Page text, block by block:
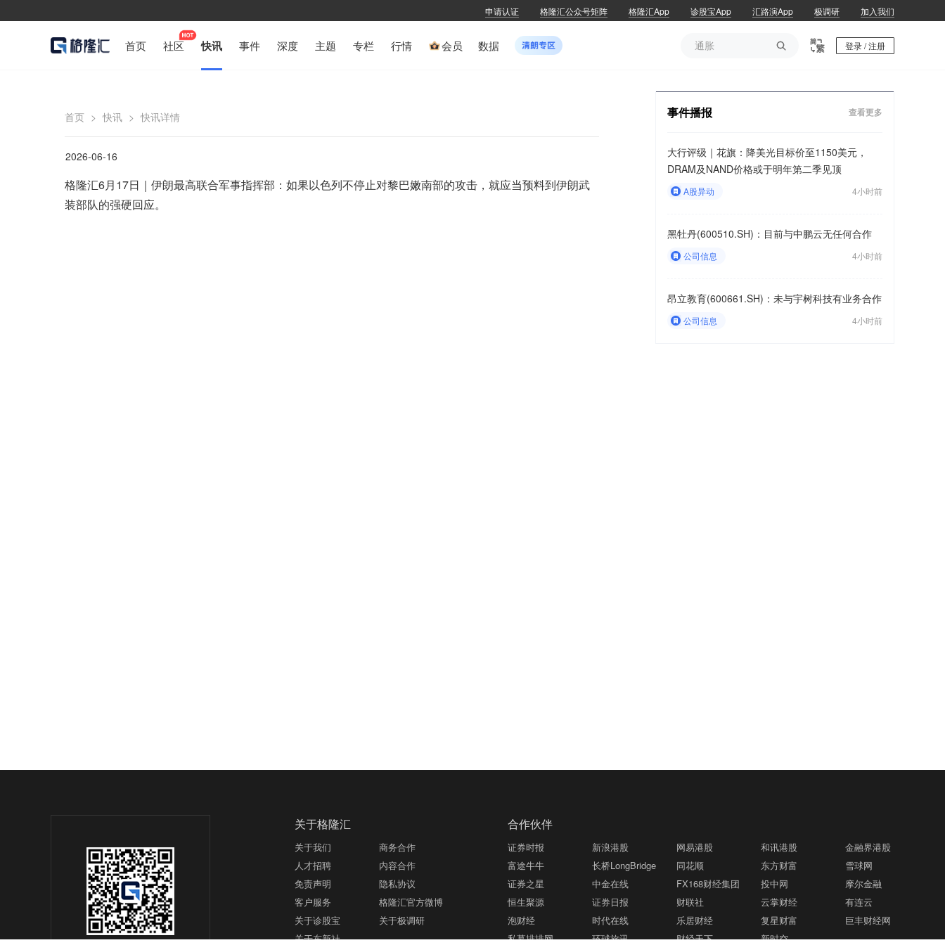
申请认证 格隆汇公众号矩阵 格隆汇App 诊股宝App 汇路演App 极调研 加入我们
首页 社区 快讯 事件 深度 主题 专栏 行情 会员 数据 
通胀
登录 / 注册
首页 > 快讯 > 快讯详情
2026-06-16
格隆汇6月17日｜伊朗最高联合军事指挥部：如果以色列不停止对黎巴嫩南部的攻击，就应当预料到伊朗武
装部队的强硬回应。
事件播报 查看更多
大行评级｜花旗：降美光目标价至1150美元，
DRAM及NAND价格或于明年第二季见顶
A股异动 4小时前
黑牡丹(600510.SH)：目前与中鹏云无任何合作
公司信息 4小时前
昂立教育(600661.SH)：未与宇树科技有业务合作
公司信息 4小时前
关于格隆汇
关于我们
商务合作
人才招聘
内容合作
免责声明
隐私协议
客户服务
格隆汇官方微博
关于诊股宝
关于极调研
关于东新社
合作伙伴
证券时报 新浪港股 网易港股 和讯港股
金融界港股
富途牛牛
长桥LongBridge 同花顺 东方财富
雪球网
证券之星
中金在线 FX168财经集团 投中网
摩尔金融
恒生聚源
证券日报 财联社 云掌财经
有连云
泡财经
时代在线 乐居财经 复星财富
巨丰财经网
私募排排网
环球旅讯 财经天下 新时空